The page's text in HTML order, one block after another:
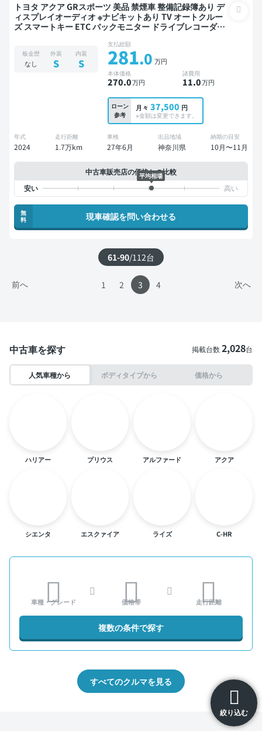
絞り込む
トヨタ アクア GRスポーツ 美品 禁煙車 整備記録簿あり デ
ィスプレイオーディオ ※ナビキットあり TV オートクルー
ズ スマートキー ETC バックモニター ドライブレコーダー
板金歴
なし
外装
S
内装
S
支払総額
281.0 万円
本体価格
270.0万円
諸費用
11.0万円
ローン
参考
月々 37,500 円
※金額は変更できます。
年式
2024
走行距離
1.7万km
車検
27年6月
出品地域
神奈川県
納期の目安
10月〜11月
中古車販売店の価格との比較
平均相場
無
料
現車確認を問い合わせる
61-90/112台
前へ 次へ
1 2 3 4
中古車を探す 掲載台数2,028台
人気車種から ボディタイプから 価格から
ハリアー プリウス アルファード アクア
シエンタ エスクァイア ライズ C-HR
車種・グレード 価格帯 走行距離
複数の条件で探す
すべてのクルマを見る